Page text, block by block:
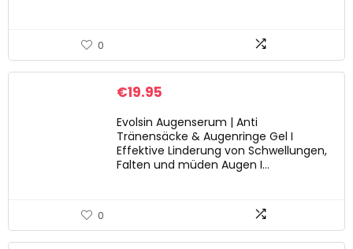
0
€19.95
Evolsin Augenserum | Anti
Tränensäcke & Augenringe Gel I
Effektive Linderung von Schwellungen,
Falten und müden Augen I…
0